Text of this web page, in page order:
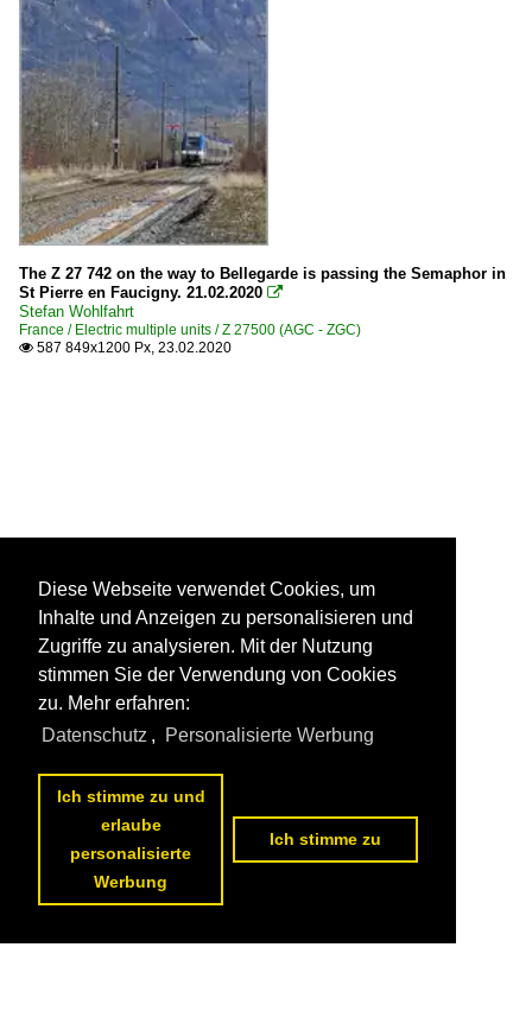
The Z 27 742 on the way to Bellegarde is passing the Semaphor in
St Pierre en Faucigny. 21.02.2020 
Stefan Wohlfahrt
France / Electric multiple units / Z 27500 (AGC - ZGC)
 587 849x1200 Px, 23.02.2020
Diese Webseite verwendet Cookies, um
Inhalte und Anzeigen zu personalisieren und
Zugriffe zu analysieren. Mit der Nutzung
stimmen Sie der Verwendung von Cookies
zu. Mehr erfahren:
Datenschutz , Personalisierte Werbung
Ich stimme zu und
erlaube
personalisierte
Werbung
Ich stimme zu